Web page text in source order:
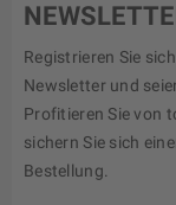
Registrieren Sie
Newsletter und
Profitieren Sie von
sichern Sie sich
Bestellung.